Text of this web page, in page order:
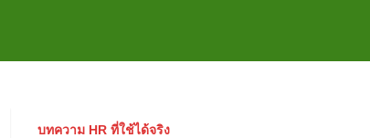
บทความ HR ที่ใช้ได้จริง